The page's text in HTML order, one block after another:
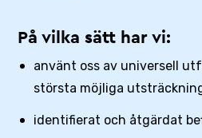
På vilka sätt har vi:
använt oss av universell
största möjliga
identifierat och åtgärdat